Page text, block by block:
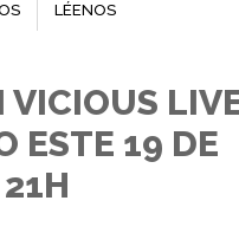
LÉENOS
ESTE 19 DE